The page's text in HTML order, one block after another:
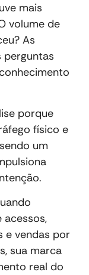
mais
volume de
As
perguntas
porque
físico e
um
e vendas por
sua marca
real do